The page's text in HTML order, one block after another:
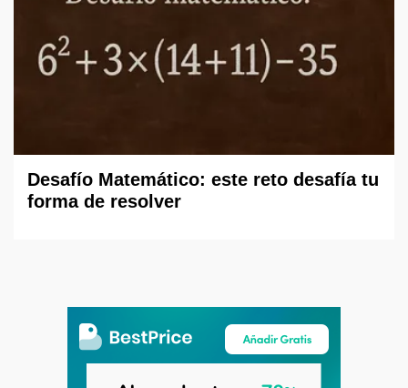
Desafío Matemático: este reto desafía tu
forma de resolver